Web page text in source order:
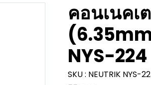
คอนเนคเ
NYS-224
SKU : NEUTRIK NYS-